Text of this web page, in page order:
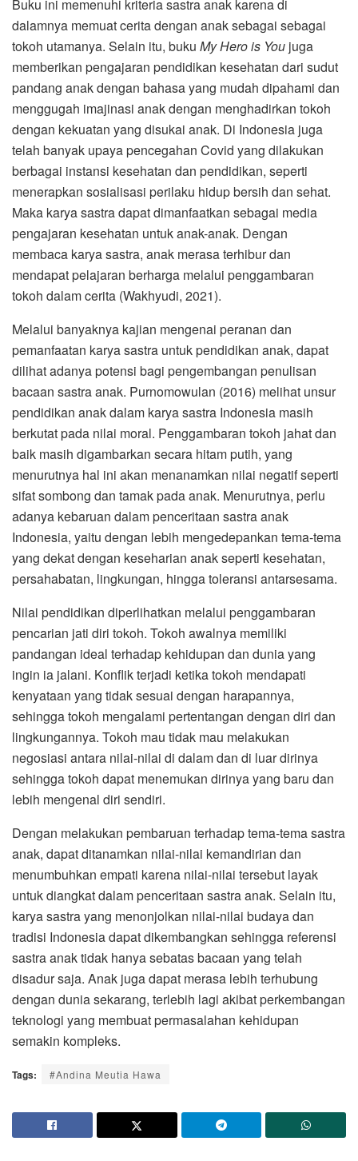
Buku ini memenuhi kriteria sastra anak karena di
dalamnya memuat cerita dengan anak sebagai sebagai
tokoh utamanya. Selain itu, buku My Hero is You juga
memberikan pengajaran pendidikan kesehatan dari sudut
pandang anak dengan bahasa yang mudah dipahami dan
menggugah imajinasi anak dengan menghadirkan tokoh
dengan kekuatan yang disukai anak. Di Indonesia juga
telah banyak upaya pencegahan Covid yang dilakukan
berbagai instansi kesehatan dan pendidikan, seperti
menerapkan sosialisasi perilaku hidup bersih dan sehat.
Maka karya sastra dapat dimanfaatkan sebagai media
pengajaran kesehatan untuk anak-anak. Dengan
membaca karya sastra, anak merasa terhibur dan
mendapat pelajaran berharga melalui penggambaran
tokoh dalam cerita (Wakhyudi, 2021).
Melalui banyaknya kajian mengenai peranan dan
pemanfaatan karya sastra untuk pendidikan anak, dapat
dilihat adanya potensi bagi pengembangan penulisan
bacaan sastra anak. Purnomowulan (2016) melihat unsur
pendidikan anak dalam karya sastra Indonesia masih
berkutat pada nilai moral. Penggambaran tokoh jahat dan
baik masih digambarkan secara hitam putih, yang
menurutnya hal ini akan menanamkan nilai negatif seperti
sifat sombong dan tamak pada anak. Menurutnya, perlu
adanya kebaruan dalam penceritaan sastra anak
Indonesia, yaitu dengan lebih mengedepankan tema-tema
yang dekat dengan keseharian anak seperti kesehatan,
persahabatan, lingkungan, hingga toleransi antarsesama.
Nilai pendidikan diperlihatkan melalui penggambaran
pencarian jati diri tokoh. Tokoh awalnya memiliki
pandangan ideal terhadap kehidupan dan dunia yang
ingin ia jalani. Konflik terjadi ketika tokoh mendapati
kenyataan yang tidak sesuai dengan harapannya,
sehingga tokoh mengalami pertentangan dengan diri dan
lingkungannya. Tokoh mau tidak mau melakukan
negosiasi antara nilai-nilai di dalam dan di luar dirinya
sehingga tokoh dapat menemukan dirinya yang baru dan
lebih mengenal diri sendiri.
Dengan melakukan pembaruan terhadap tema-tema sastra
anak, dapat ditanamkan nilai-nilai kemandirian dan
menumbuhkan empati karena nilai-nilai tersebut layak
untuk diangkat dalam penceritaan sastra anak. Selain itu,
karya sastra yang menonjolkan nilai-nilai budaya dan
tradisi Indonesia dapat dikembangkan sehingga referensi
sastra anak tidak hanya sebatas bacaan yang telah
disadur saja. Anak juga dapat merasa lebih terhubung
dengan dunia sekarang, terlebih lagi akibat perkembangan
teknologi yang membuat permasalahan kehidupan
semakin kompleks.
Tags: #Andina Meutia Hawa